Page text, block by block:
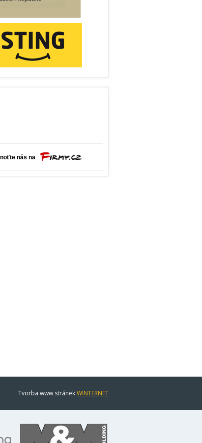
Tvorba www stránekWINTERNET